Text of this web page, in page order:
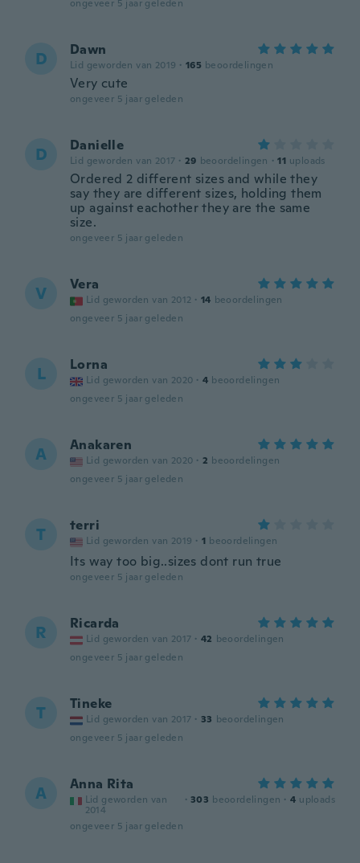
ongeveer 5 jaar geleden
D Dawn
Lid geworden van 2019 · 165 beoordelingen
Very cute
ongeveer 5 jaar geleden
D Danielle
Lid geworden van 2017 · 29 beoordelingen · 11 uploads
Ordered 2 different sizes and while they
say they are different sizes, holding them
up against eachother they are the same
size.
ongeveer 5 jaar geleden
V Vera
Lid geworden van 2012 · 14 beoordelingen
ongeveer 5 jaar geleden
L Lorna
Lid geworden van 2020 · 4 beoordelingen
ongeveer 5 jaar geleden
A Anakaren
Lid geworden van 2020 · 2 beoordelingen
ongeveer 5 jaar geleden
T terri
Lid geworden van 2019 · 1 beoordelingen
Its way too big..sizes dont run true
ongeveer 5 jaar geleden
R Ricarda
Lid geworden van 2017 · 42 beoordelingen
ongeveer 5 jaar geleden
T Tineke
Lid geworden van 2017 · 33 beoordelingen
ongeveer 5 jaar geleden
A Anna Rita
Lid geworden van
2014
· 303 beoordelingen · 4 uploads
ongeveer 5 jaar geleden